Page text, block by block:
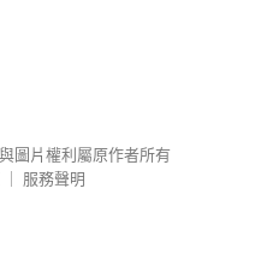
圖片權利屬原作者所有
服務聲明